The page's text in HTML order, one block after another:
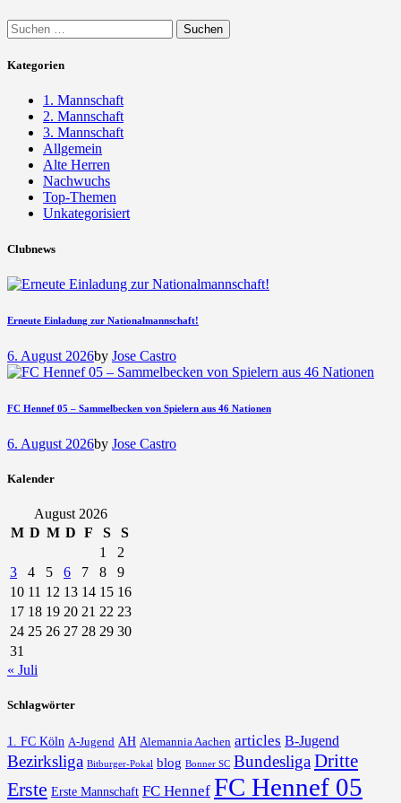
Suchen
nach:
Kategorien
1. Mannschaft
2. Mannschaft
3. Mannschaft
Allgemein
Alte Herren
Nachwuchs
Top-Themen
Unkategorisiert
Clubnews
Erneute Einladung zur Nationalmannschaft!
6. August 2026by Jose Castro
FC Hennef 05 – Sammelbecken von Spielern aus 46 Nationen
6. August 2026by Jose Castro
Kalender
August 2026
M D M D F S
S
1
2
3
4 5 6 7 8
9
10 11 12 13 14 15 16
17 18 19 20 21 22 23
24 25 26 27 28 29 30
31
« Juli
Schlagwörter
1. FC Köln A-Jugend AH Alemannia Aachen articles B-Jugend
Bezirksliga Bitburger-Pokal blog Bonner SC BundesligaDritte
Erste Erste Mannschaft FC Hennef FC Hennef 05